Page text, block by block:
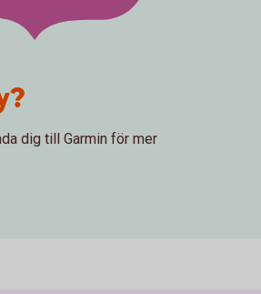
dig till Garmin för mer